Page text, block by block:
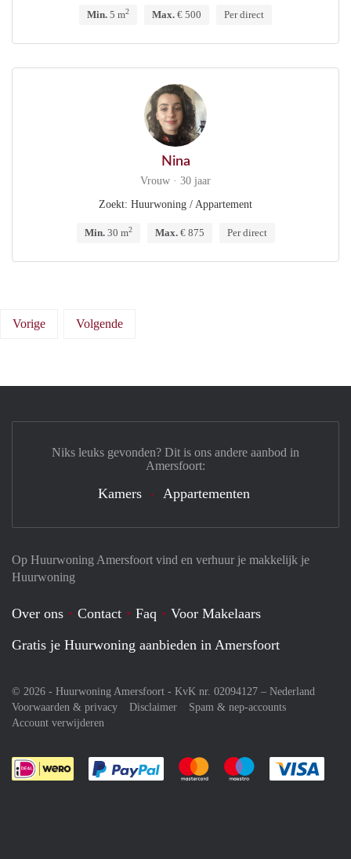
Min. 5 m2 Max. € 500 Per direct
Nina
Vrouw · 30 jaar
Zoekt: Huurwoning / Appartement
Min.30 m2 Max.€ 875 Per direct
Vorige Volgende
Op Huurwoning Amersfoort vind en verhuur je makkelijk je
Huurwoning
Over ons Contact Faq
Voor Makelaars
Gratis je Huurwoning aanbieden in Amersfoort
© 2026 - Huurwoning Amersfoort - KvK nr. 02094127 – Nederland
Voorwaarden & privacy
Disclaimer
Spam & nep-accounts
Account verwijderen
Je rekent gemakkelijk af met Paypal
Je rekent gemakkelijk af met
Je rekent
Niks leuks gevonden? Dit is ons andere aanbod in
Amersfoort:
Kamers Appartementen